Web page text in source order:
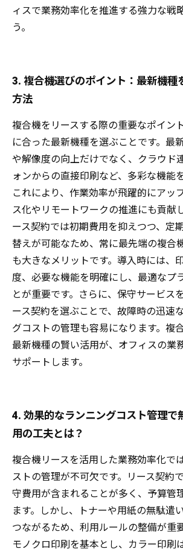
ィスで業務効率化を推進する強力な戦
う。
3. 複合機選びのポイント：最新機種
方法
複合機をリースする際の重要なポイン
に合った最新機種を選ぶことです。最
や解像度の向上だけでなく、クラウド
ォンからの直接印刷など、多彩な機能
これにより、作業効率が飛躍的にアッ
ス化やリモートワークの推進にも貢献
ース契約では初期費用を抑えつつ、定
替えが可能なため、常に最先端の複合
も大きなメリットです。導入時には、
度、必要な機能を明確にし、最適なプ
とが重要です。さらに、保守サービス
ース契約を選ぶことで、故障時の迅速
グコストの管理も容易になります。複
最新機種の賢い活用が、オフィスの業
サポートします。
4. 効果的なランニングコスト管理で
用の工夫とは？
複合機リースを活用した業務効率化で
ストの管理が不可欠です。リース契約
守費用が含まれることが多く、予算管
ます。しかし、トナーや用紙の無駄遣
つながるため、利用ルールの整備が重
モノクロ印刷を基本とし、カラー印刷